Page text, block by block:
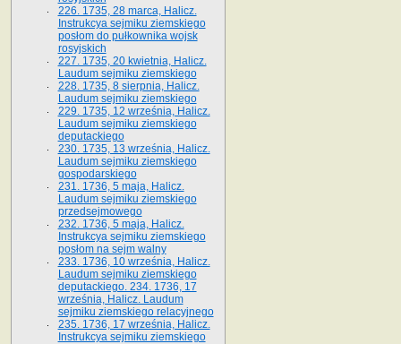
226. 1735, 28 marca, Halicz.
Instrukcya sejmiku ziemskiego
posłom do pułkownika wojsk
rosyjskich
227. 1735, 20 kwietnia, Halicz.
Laudum sejmiku ziemskiego
228. 1735, 8 sierpnia, Halicz.
Laudum sejmiku ziemskiego
229. 1735, 12 września, Halicz.
Laudum sejmiku ziemskiego
deputackiego
230. 1735, 13 września, Halicz.
Laudum sejmiku ziemskiego
gospodarskiego
231. 1736, 5 maja, Halicz.
Laudum sejmiku ziemskiego
przedsejmowego
232. 1736, 5 maja, Halicz.
Instrukcya sejmiku ziemskiego
posłom na sejm walny
233. 1736, 10 września, Halicz.
Laudum sejmiku ziemskiego
deputackiego. 234. 1736, 17
września, Halicz. Laudum
sejmiku ziemskiego relacyjnego
235. 1736, 17 września, Halicz.
Instrukcya sejmiku ziemskiego